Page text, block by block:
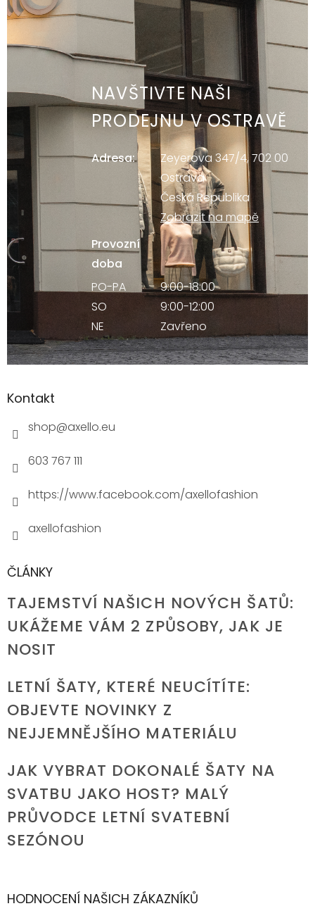
NAVŠTIVTE NAŠI
PRODEJNU V OSTRAVĚ
Adresa:
Zeyerova 347/4, 702 00
Ostrava
Česká Republika
Zobrazit na mapě
Provozní
doba
PO-PA
9:00-18:00
SO
9:00-12:00
NE
Zavřeno
Kontakt
shop@axello.eu
603 767 111
https://www.facebook.com/axellofashion
axellofashion
ČLÁNKY
TAJEMSTVÍ NAŠICH NOVÝCH ŠATŮ:
UKÁŽEME VÁM 2 ZPŮSOBY, JAK JE
NOSIT
LETNÍ ŠATY, KTERÉ NEUCÍTÍTE:
OBJEVTE NOVINKY Z
NEJJEMNĚJŠÍHO MATERIÁLU
JAK VYBRAT DOKONALÉ ŠATY NA
SVATBU JAKO HOST? MALÝ
PRŮVODCE LETNÍ SVATEBNÍ
SEZÓNOU
HODNOCENÍ NAŠICH ZÁKAZNÍKŮ